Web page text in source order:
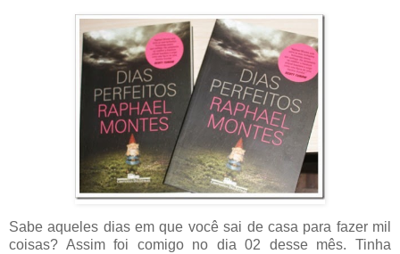
Sabe aqueles dias em que você sai de casa para fazer mil
coisas? Assim foi comigo no dia 02 desse mês. Tinha